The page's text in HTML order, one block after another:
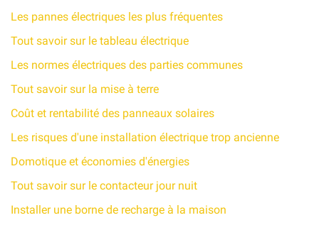
Les pannes électriques les plus fréquentes
Tout savoir sur le tableau électrique
Les normes électriques des parties communes
Tout savoir sur la mise à terre
Coût et rentabilité des panneaux solaires
Les risques d'une installation électrique trop ancienne
Domotique et économies d'énergies
Tout savoir sur le contacteur jour nuit
Installer une borne de recharge à la maison